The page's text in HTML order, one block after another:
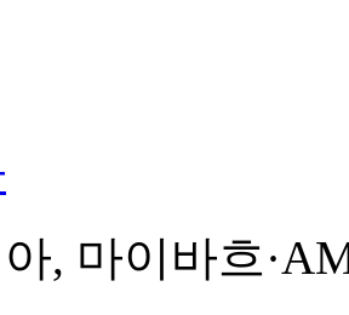
, 마이바흐